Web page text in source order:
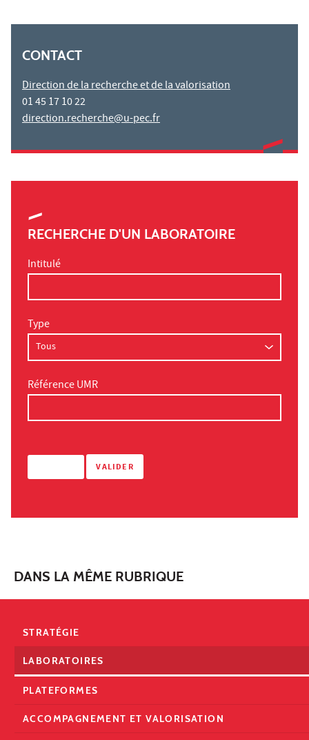
CONTACT
Direction de la recherche et de la valorisation
01 45 17 10 22
direction.recherche@u-pec.fr
RECHERCHE D'UN LABORATOIRE
Intitulé
Type
Référence UMR
DANS LA MÊME RUBRIQUE
STRATÉGIE
LABORATOIRES
PLATEFORMES
ACCOMPAGNEMENT ET VALORISATION